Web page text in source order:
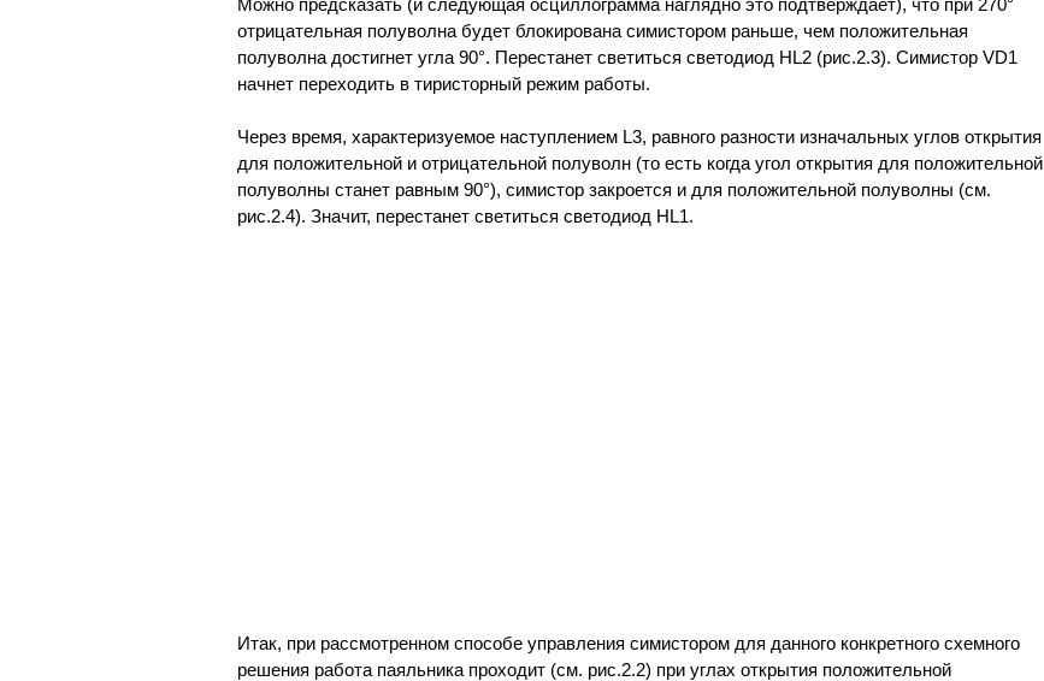
отрицательная полуволна будет блокирована симистором раньше, чем положительная
полуволна достигнет угла 90°. Перестанет светиться светодиод НL2 (рис.2.3). Симистор VD1
начнет переходить в тиристорный режим работы.
Через время, характеризуемое наступлением L3, равного разности изначальных углов открытия
для положительной и отрицательной полуволн (то есть когда угол открытия для положительной
полуволны станет равным 90°), симистор закроется и для положительной полуволны (см.
рис.2.4). Значит, перестанет светиться светодиод НL1.
Итак, при рассмотренном способе управления симистором для данного конкретного схемного
решения работа паяльника проходит (см. рис.2.2) при углах открытия положительной